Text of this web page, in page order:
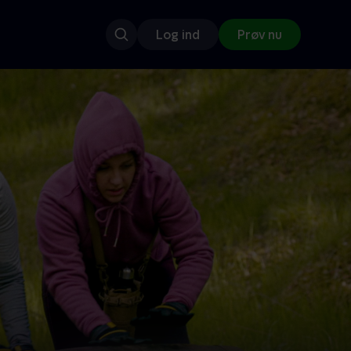
Log ind Prøv nu